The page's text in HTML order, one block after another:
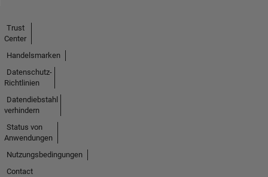
Trust
Center
Handelsmarken
Datenschutz-
Richtlinien
Datendiebstahl
verhindern
Status von
Anwendungen
Nutzungsbedingungen
Contact